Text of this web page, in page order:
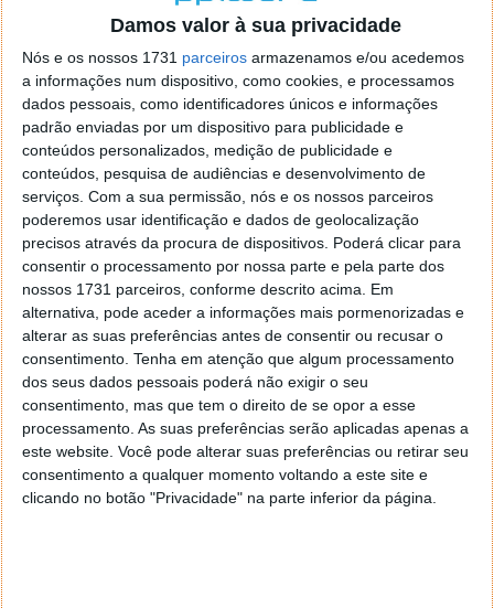
Damos valor à sua privacidade
Nós e os nossos 1731 parceiros armazenamos e/ou acedemos
a informações num dispositivo, como cookies, e processamos
dados pessoais, como identificadores únicos e informações
padrão enviadas por um dispositivo para publicidade e
conteúdos personalizados, medição de publicidade e
conteúdos, pesquisa de audiências e desenvolvimento de
serviços. Com a sua permissão, nós e os nossos parceiros
poderemos usar identificação e dados de geolocalização
precisos através da procura de dispositivos. Poderá clicar para
consentir o processamento por nossa parte e pela parte dos
nossos 1731 parceiros, conforme descrito acima. Em
alternativa, pode aceder a informações mais pormenorizadas e
alterar as suas preferências antes de consentir ou recusar o
consentimento. Tenha em atenção que algum processamento
dos seus dados pessoais poderá não exigir o seu
consentimento, mas que tem o direito de se opor a esse
processamento. As suas preferências serão aplicadas apenas a
este website. Você pode alterar suas preferências ou retirar seu
consentimento a qualquer momento voltando a este site e
clicando no botão "Privacidade" na parte inferior da página.
Boas outra vez. Desculpa tar te a chatear mas na
localizaçao referida n se encontra la nada k me permita por
o firefox como browser predefenido
Ja percorri o painel
de control tudo e nada. Tou a comecar a desesperar, ate ja
tentei apagar o explorer na tentativa de forçar o uso do
firefox mas em vao. Kaso te lembres de outra dica fico
agradecido, caso contrario obrigado a mesma
Responder
Vítor M.
7 de Novembro de 2005 às 01:39
Desculpa mas o link funciona. Seja como for segue por mail
o MSn Messenger 8.
Responder
Vítor M.
7 de Novembro de 2005 às 11:21
@Rui
Tens de encontrar o que te falei. Faz da seguinte maneira,
janela iniciar e no topo dessa janela com o botão direito do
rato faz propriedades. Depois no separador Menu ‘Iniciar’
clica no botão ‘Personalizar’ aí encontrarás no separador